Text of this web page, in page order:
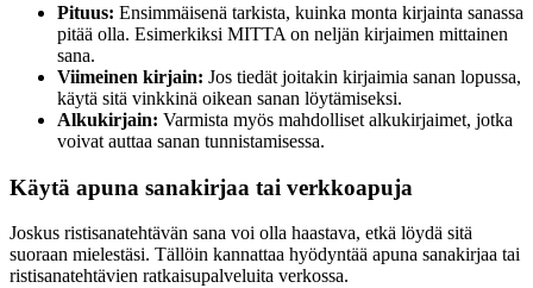
Pituus: Ensimmäisenä tarkista, kuinka monta kirjainta sanassa
pitää olla. Esimerkiksi MITTA on neljän kirjaimen mittainen
sana.
Viimeinen kirjain: Jos tiedät joitakin kirjaimia sanan lopussa,
käytä sitä vinkkinä oikean sanan löytämiseksi.
Alkukirjain: Varmista myös mahdolliset alkukirjaimet, jotka
voivat auttaa sanan tunnistamisessa.
Käytä apuna sanakirjaa tai verkkoapuja
Joskus ristisanatehtävän sana voi olla haastava, etkä löydä sitä
suoraan mielestäsi. Tällöin kannattaa hyödyntää apuna sanakirjaa tai
ristisanatehtävien ratkaisupalveluita verkossa.